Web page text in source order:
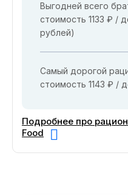
Выгодней всего
стоимость 1133 ₽ /
рублей)
Самый дорогой
стоимость 1143 ₽ /
Подробнее про
Food